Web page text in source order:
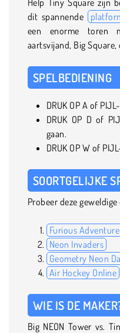
dit spannende
een enorme toren
aartsvijand, Big
SPELBEDIENING
DRUK OP A of
DRUK OP D of
gaan.
DRUK OP W of
SOORTGELIJKE
Probeer deze
Furious
Neon Invaders
Geometry Neon
Air Hockey Online
WIE IS DE
Big NEON Tower vs.